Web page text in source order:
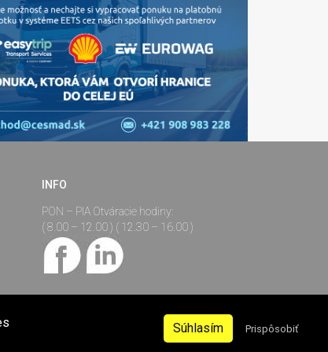
INFO
PON – PIA Otváracie hodiny:
( 8.00 – 12.00 ) ( 12.30 – 16.00 )
Created by:CREBISO
Súhlasím Prispôsobiť